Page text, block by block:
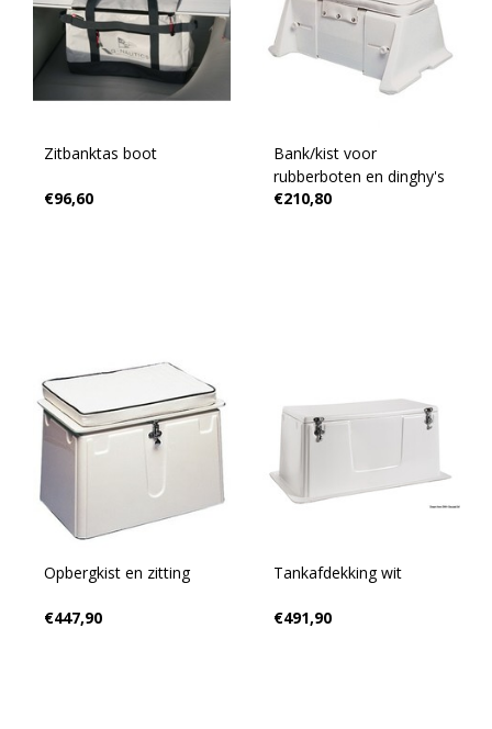
Zitbanktas boot
€96,60
Bank/kist voor
rubberboten en dinghy's
€210,80
Opbergkist en zitting
€447,90
Tankafdekking wit
€491,90